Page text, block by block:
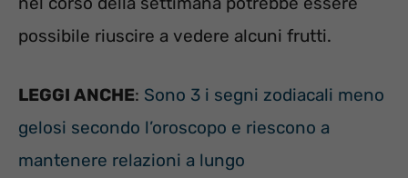
possibile riuscire a vedere alcuni frutti.
LEGGI ANCHE: Sono 3 i segni zodiacali meno
gelosi secondo l’oroscopo e riescono a
mantenere relazioni a lungo